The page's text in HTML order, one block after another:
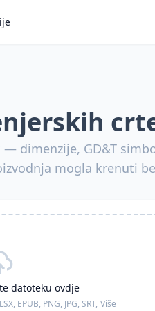
dimenzije, GD&T
mogla krenuti
datoteku ovdje
EPUB, PNG, JPG, SRT, Više